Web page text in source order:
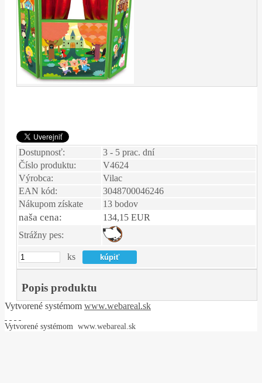
Dostupnosť:
3 - 5 prac. dní
Číslo produktu:
V4624
Výrobca:
Vilac
EAN kód:
3048700046246
Nákupom získate
13 bodov
naša cena:
134,15 EUR
Strážny pes:
ks
Popis produktu
Vytvorené systémom www.webareal.sk
Vytvorené systémom www.webareal.sk